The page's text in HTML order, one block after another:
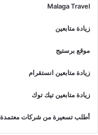
Malaga Travel
زيادة متابعين
موقع برستيج
زيادة متابعين انستقرام
زيادة متابعين تيك توك
أطلب تسعيرة من شركات معتمدة